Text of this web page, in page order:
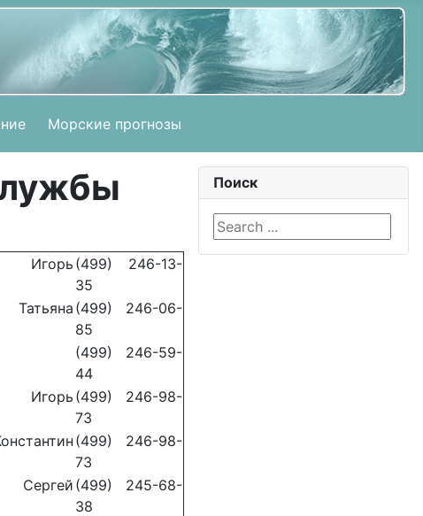
Морские прогнозы
(499) 246-13-
35
(499) 246-06-
85
(499) 246-59-
44
(499) 246-98-
73
(499) 246-98-
73
(499) 245-68-
38
Поиск
Search ...